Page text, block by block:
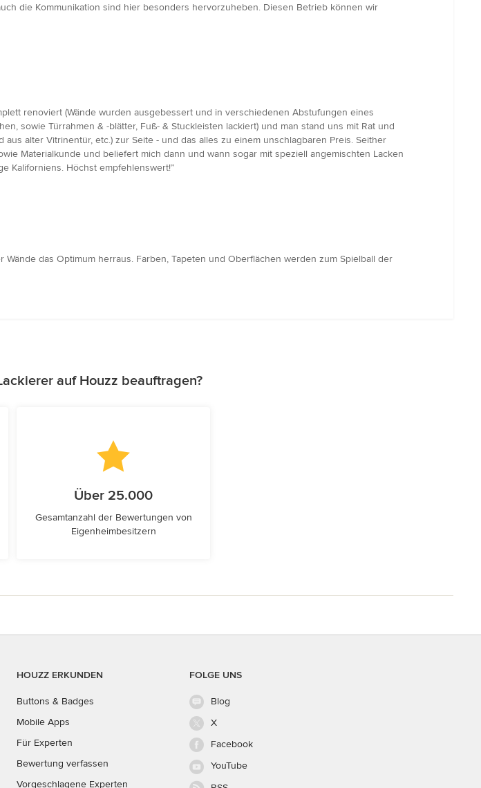
die Kommunikation sind hier besonders hervorzuheben. Diesen Betrieb können wir
renoviert (Wände wurden ausgebessert und in verschiedenen Abstufungen eines
sowie Türrahmen & -blätter, Fuß- & Stuckleisten lackiert) und man stand uns mit Rat und
alter Vitrinentür, etc.) zur Seite - und das alles zu einem unschlagbaren Preis. Seither
Materialkunde und beliefert mich dann und wann sogar mit speziell angemischten Lacken
Kaliforniens. Höchst empfehlenswert!”
das Optimum herraus. Farben, Tapeten und Oberflächen werden zum Spielball der
auf Houzz beauftragen?
Über 25.000
Gesamtanzahl der Bewertungen von
Eigenheimbesitzern
HOUZZ ERKUNDEN
Buttons & Badges
Mobile Apps
Für Experten
Bewertung verfassen
Vorgeschlagene Experten
FOLGE UNS
Blog
X
Facebook
YouTube